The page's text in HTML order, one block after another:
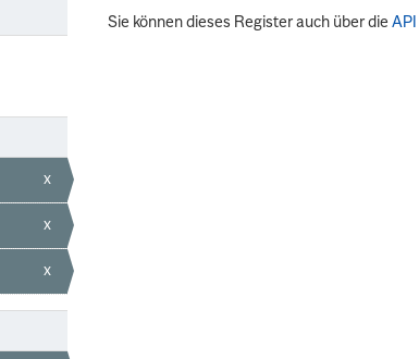
x
x
x
Sie können dieses Register auch über dieAPI